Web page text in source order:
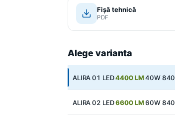
Fișă tehnică
PDF
Alege varianta
ALIRA 01 LED4400 LM40W 840
ALIRA 02 LED6600 LM60W 840